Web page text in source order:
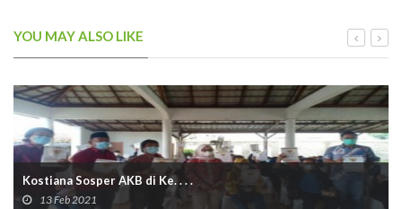
YOU MAY ALSO LIKE
Kostiana Sosper AKB di Ke. . . .
13 Feb 2021